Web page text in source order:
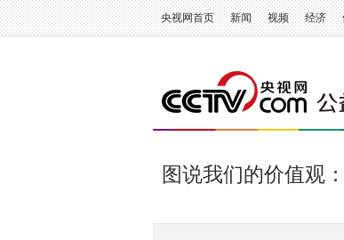
央视网首页 新闻 视频 经济
图说我们的价值观